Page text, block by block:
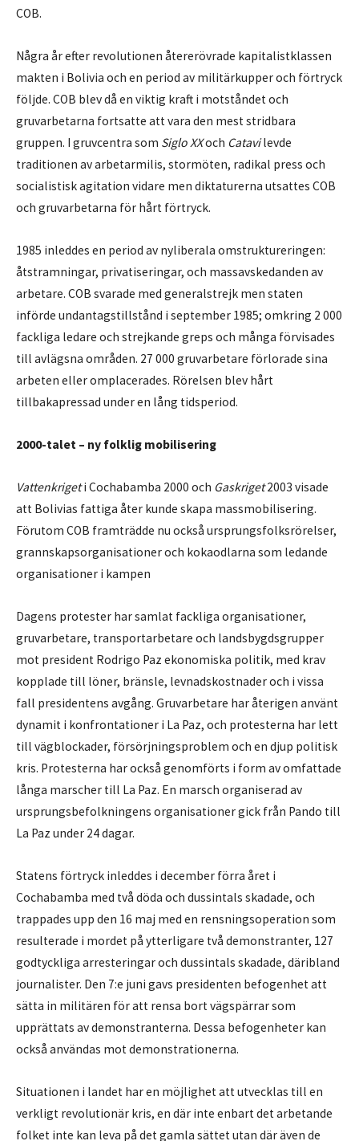
COB.
Några år efter revolutionen återerövrade kapitalistklassen
makten i Bolivia och en period av militärkupper och förtryck
följde. COB blev då en viktig kraft i motståndet och
gruvarbetarna fortsatte att vara den mest stridbara
gruppen. I gruvcentra som Siglo XXoch Catavilevde
traditionen av arbetarmilis, stormöten, radikal press och
socialistisk agitation vidare men diktaturerna utsattes COB
och gruvarbetarna för hårt förtryck.
1985 inleddes en period av nyliberala omstruktureringen:
åtstramningar, privatiseringar, och massavskedanden av
arbetare. COB svarade med generalstrejk men staten
införde undantagstillstånd i september 1985; omkring 2 000
fackliga ledare och strejkande greps och många förvisades
till avlägsna områden. 27 000 gruvarbetare förlorade sina
arbeten eller omplacerades. Rörelsen blev hårt
tillbakapressad under en lång tidsperiod.
2000-talet – ny folklig mobilisering
Vattenkrigeti Cochabamba 2000 och Gaskriget2003 visade
att Bolivias fattiga åter kunde skapa massmobilisering.
Förutom COB framträdde nu också ursprungsfolksrörelser,
grannskapsorganisationer och kokaodlarna som ledande
organisationer i kampen
Dagens protester har samlat fackliga organisationer,
gruvarbetare, transportarbetare och landsbygdsgrupper
mot president Rodrigo Paz ekonomiska politik, med krav
kopplade till löner, bränsle, levnadskostnader och i vissa
fall presidentens avgång. Gruvarbetare har återigen använt
dynamit i konfrontationer i La Paz, och protesterna har lett
till vägblockader, försörjningsproblem och en djup politisk
kris. Protesterna har också genomförts i form av omfattade
långa marscher till La Paz. En marsch organiserad av
ursprungsbefolkningens organisationer gick från Pando till
La Paz under 24 dagar.
Statens förtryck inleddes i december förra året i
Cochabamba med två döda och dussintals skadade, och
trappades upp den 16 maj med en rensningsoperation som
resulterade i mordet på ytterligare två demonstranter, 127
godtyckliga arresteringar och dussintals skadade, däribland
journalister. Den 7:e juni gavs presidenten befogenhet att
sätta in militären för att rensa bort vägspärrar som
upprättats av demonstranterna. Dessa befogenheter kan
också användas mot demonstrationerna.
Situationen i landet har en möjlighet att utvecklas till en
verkligt revolutionär kris, en där inte enbart det arbetande
folket inte kan leva på det gamla sättet utan där även de